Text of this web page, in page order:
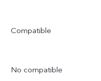
Compatible
No compatible